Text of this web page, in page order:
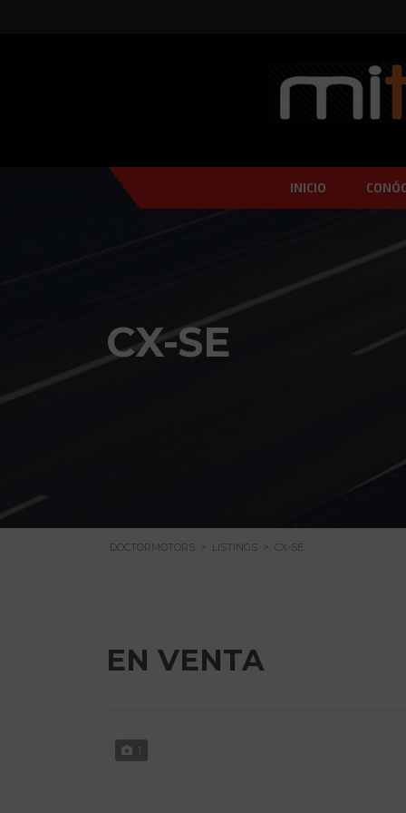
INICIO
CX-SE
DOCTORMOTORS > LISTINGS > CX-SE
EN VENTA
1